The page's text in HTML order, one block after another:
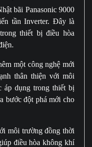
bãi Panasonic 9000
tần Inverter. Đây là
thiết bị điều hòa
một công nghệ mới
thân thiện với môi
áp dụng trong thiết bị
bước đột phá mới cho
môi trường đồng thời
điều hòa không khí